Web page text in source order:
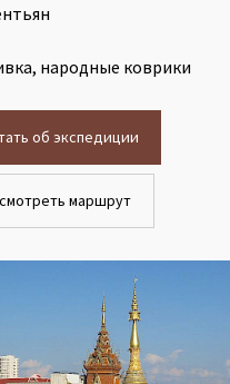
народные коврики
об экспедиции
маршрут